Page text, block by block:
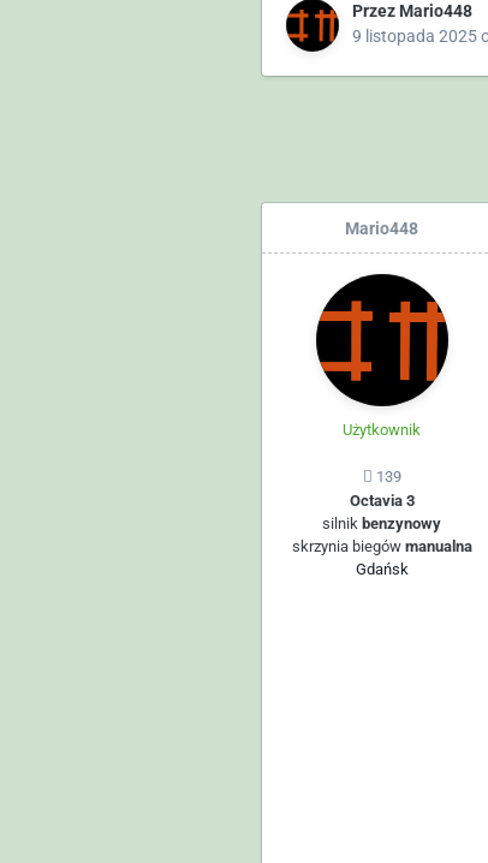
Przez Mario448
9 listopada 2025
Mario448
Użytkownik
139
Octavia 3
silnikbenzynowy
skrzynia biegów manualna
Gdańsk